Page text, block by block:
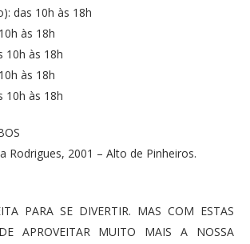
das 10h às 18h
às 18h
10h às 18h
às 18h
10h às 18h
Rodrigues, 2001 – Alto de Pinheiros.
PARA SE DIVERTIR. MAS COM ESTAS
APROVEITAR MUITO MAIS A NOSSA